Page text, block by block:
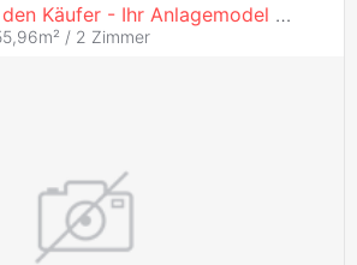
Provisionsfrei für den Käufer - Ihr Anlagemodel direkt am Golfplatz
/ 2 Zimmer